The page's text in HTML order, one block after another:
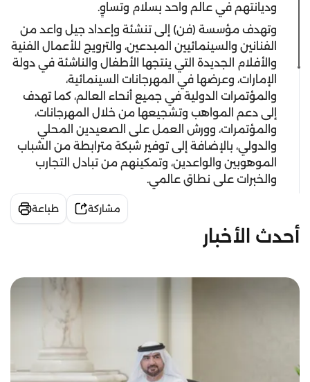
وديانتهم في عالم واحد بسلام وتساوٍ.
وتهدف مؤسسة (فن) إلى تنشئة وإعداد جيل واعد من
الفنانين والسينمائيين المبدعين، والترويج للأعمال الفنية
والأفلام الجديدة التي ينتجها الأطفال والناشئة في دولة
الإمارات، وعرضها في المهرجانات السينمائية،
والمؤتمرات الدولية في جميع أنحاء العالم، كما تهدف
إلى دعم المواهب وتشجيعها من خلال المهرجانات،
والمؤتمرات، وورش العمل على الصعيدين المحلي
والدولي، بالإضافة إلى توفير شبكة مترابطة من الشباب
الموهوبين والواعدين، وتمكينهم من تبادل التجارب
والخبرات على نطاق عالمي.
مشاركة طباعة
أحدث الأخبار